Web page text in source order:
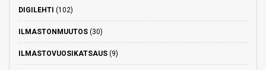
DIGILEHTI (102)
ILMASTONMUUTOS (30)
ILMASTOVUOSIKATSAUS (9)